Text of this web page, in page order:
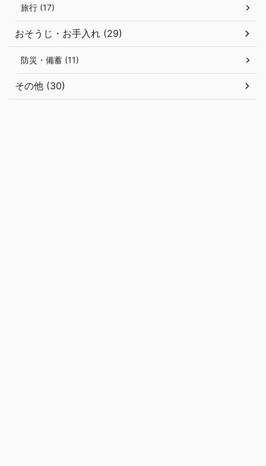
旅行 (17)
おそうじ・お手入れ (29)
防災・備蓄 (11)
その他 (30)